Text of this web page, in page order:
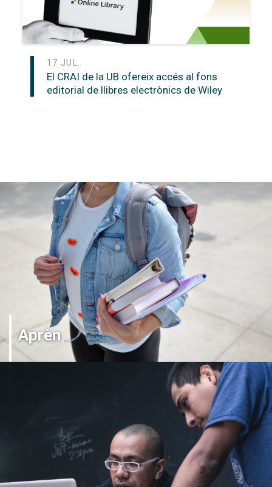
17 JUL.
El CRAI de la UB ofereix accés al fons
editorial de llibres electrònics de Wiley
Aprèn